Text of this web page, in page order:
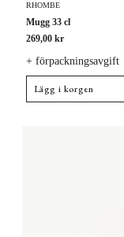
RHOMBE
Mugg 33 cl
269,00 kr
+ förpackningsavgift
Lägg i korgen